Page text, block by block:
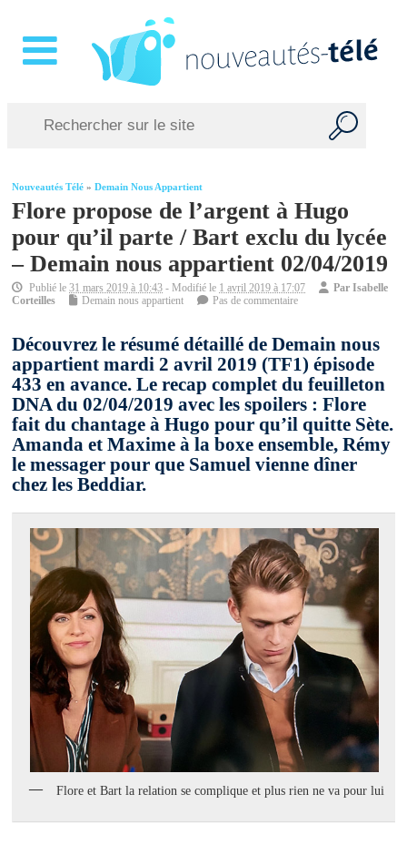
Nouveautés Télé »Demain Nous Appartient
Flore propose de l’argent à Hugo
pour qu’il parte / Bart exclu du lycée
– Demain nous appartient 02/04/2019
Publié le31 mars 2019 à 10:43 - Modifié le 1 avril 2019 à 17:07 ParIsabelle
Corteilles
Demain nous appartient Pas de commentaire
Découvrez le résumé détaillé de Demain nous
appartient mardi 2 avril 2019 (TF1) épisode
433 en avance. Le recap complet du feuilleton
DNA du 02/04/2019 avec les spoilers : Flore
fait du chantage à Hugo pour qu’il quitte Sète.
Amanda et Maxime à la boxe ensemble, Rémy
le messager pour que Samuel vienne dîner
chez les Beddiar.
Flore et Bart la relation se complique et plus rien ne va pour lui